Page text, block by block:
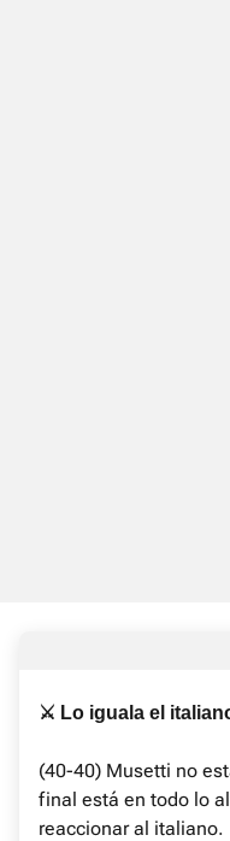
⚔️ Lo iguala el
(40-40) Musetti no
final está en todo lo
reaccionar al italiano.